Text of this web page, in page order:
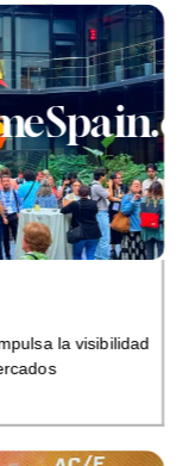
la visibilidad